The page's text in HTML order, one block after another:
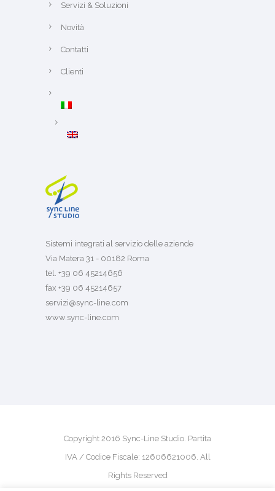
Servizi & Soluzioni
Novità
Contatti
Clienti
Sistemi integrati al servizio delle aziende
Via Matera 31 - 00182 Roma
tel. +39 06 45214656
fax +39 06 45214657
servizi@sync-line.com
www.sync-line.com
Copyright 2016 Sync-Line Studio. Partita
IVA / Codice Fiscale: 12606621006. All
Rights Reserved